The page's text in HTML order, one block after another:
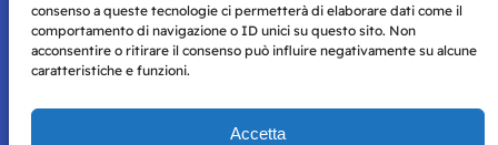
consenso a queste tecnologie ci permetterà di elaborare dati come il
comportamento di navigazione o ID unici su questo sito. Non
acconsentire o ritirare il consenso può influire negativamente su alcune
caratteristiche e funzioni.
Accetta
Storie di Napoli è una testata registrata presso il tribunale di